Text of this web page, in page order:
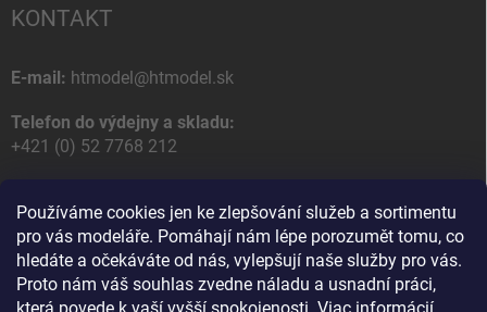
Používáme cookies jen ke zlepšování služeb a sortimentu
pro vás modeláře. Pomáhají nám lépe porozumět tomu, co
hledáte a očekáváte od nás, vylepšují naše služby pro vás.
Proto nám váš souhlas zvedne náladu a usnadní práci,
KONTAKT
E-mail: htmodel@htmodel.sk
Telefon do výdejny a skladu:
+421 (0) 52 7768 212
HT model
Na letisko 49
058 01 Poprad
Slovenská Republika